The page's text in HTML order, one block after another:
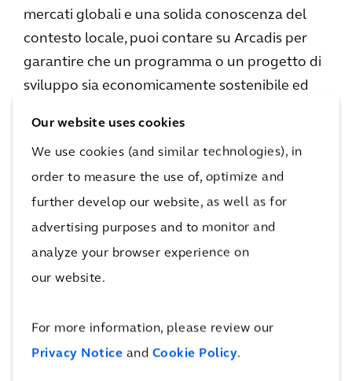
Our website uses cookies
We use cookies (and similar technologies), in
order to measure the use of, optimize and
further develop our website, as well as for
advertising purposes and to monitor and
analyze your browser experience on
our website.
For more information, please review our
Privacy Notice and Cookie Policy.
mercati globali e una solida conoscenza del
contesto locale, puoi contare su Arcadis per
garantire che un programma o un progetto di
sviluppo sia economicamente sostenibile ed
(indice ICC) mostra i costi di costruzione
relativi per 100 città del mondo in sei
continenti.
Vuoi continuare a leggere?
interessarti